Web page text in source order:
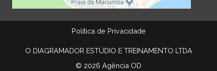
Política de Privacidade
O DIAGRAMADOR ESTÚDIO E TREINAMENTO LTDA
© 2026 Agência OD